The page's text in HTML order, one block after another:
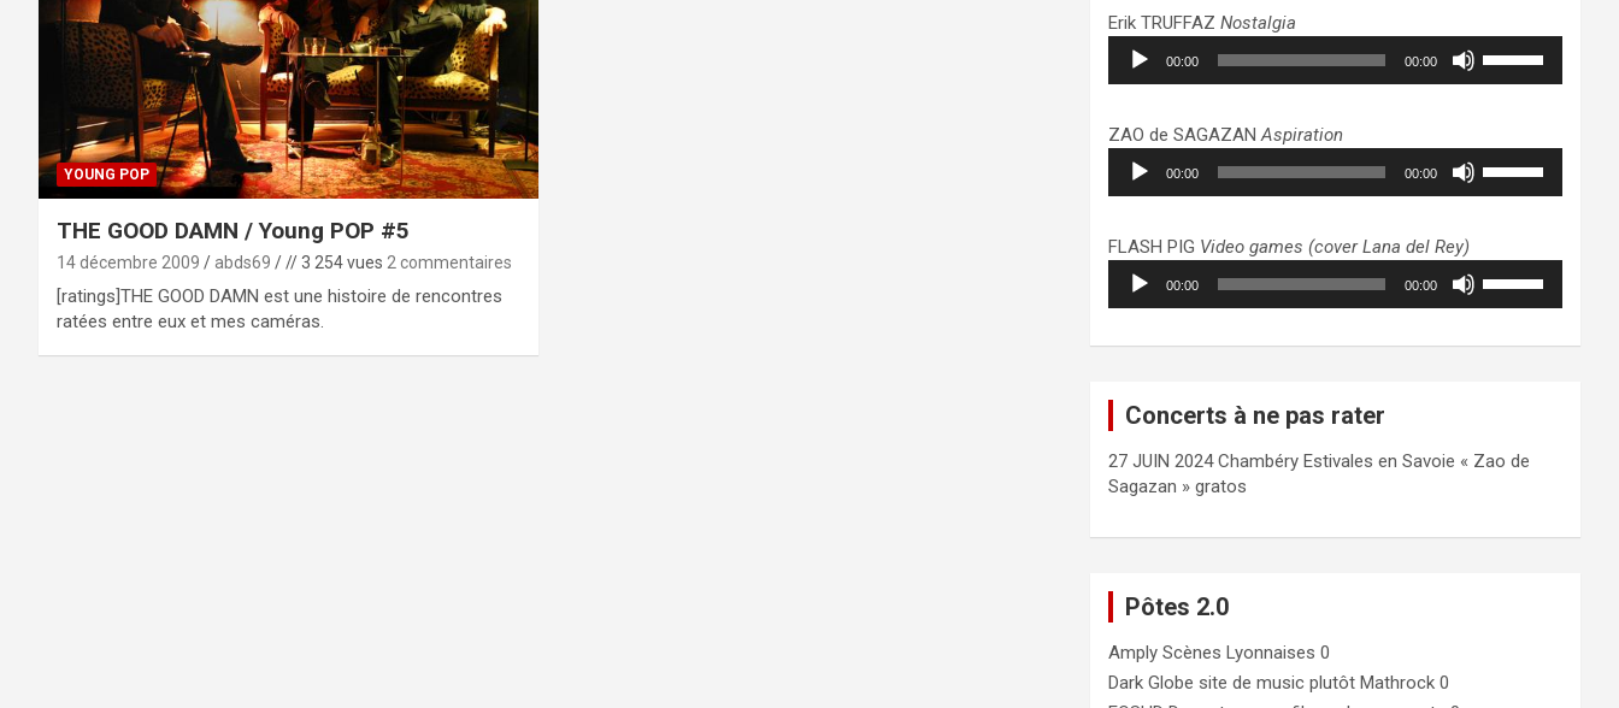
YOUNG POP
THE GOOD DAMN / Young POP #5
14 décembre 2009 abds69 // 3 254 vues 2 commentaires
[ratings]THE GOOD DAMN est une histoire de rencontres
ratées entre eux et mes caméras.
pour
augmenter
ou
volume.
Erik TRUFFAZNostalgia
Lecteur
audio
00:00 00:00
pour
augmenter
ou
volume.
ZAO de SAGAZANAspiration
Lecteur
audio
00:00 00:00
pour
augmenter
ou
FLASH PIG Video games (cover Lana del Rey)
Lecteur
audio
00:00 00:00
haut/bas
le
Concerts à ne pas rater
27 JUIN 2024 Chambéry Estivales en Savoie « Zao de
Sagazan » gratos
Pôtes 2.0
Amply Scènes Lyonnaises 0
Dark Globe site de music plutôt Mathrock 0